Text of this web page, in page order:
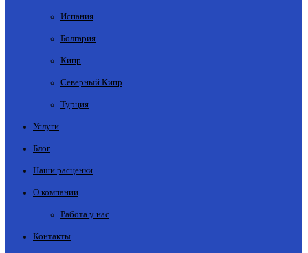
Испания
Болгария
Кипр
Северный Кипр
Турция
Услуги
Блог
Наши расценки
О компании
Работа у нас
Контакты